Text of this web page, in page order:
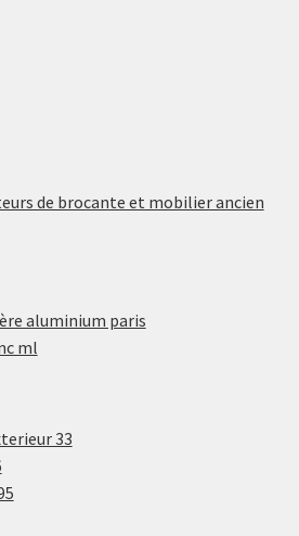
de brocante et mobilier ancien
aluminium paris
ml
33